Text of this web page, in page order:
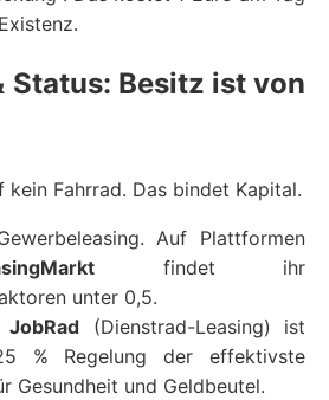
Status: Besitz ist von
kein Fahrrad. Das bindet Kapital.
Auf Plattformen
findet ihr
unter 0,5.
JobRad (Dienstrad-Leasing) ist
% Regelung der effektivste
Gesundheit und Geldbeutel.